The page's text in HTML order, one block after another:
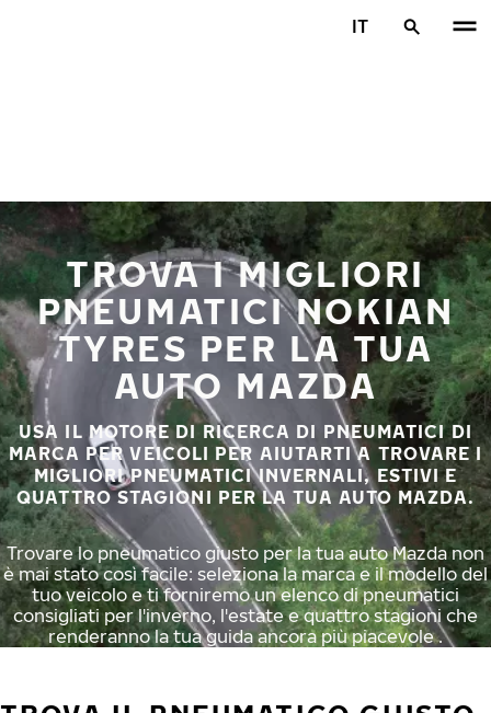
IT
TROVA I MIGLIORI
PNEUMATICI NOKIAN
TYRES PER LA TUA
AUTO MAZDA
USA IL MOTORE DI RICERCA DI PNEUMATICI DI
MARCA PER VEICOLI PER AIUTARTI A TROVARE I
MIGLIORI PNEUMATICI INVERNALI, ESTIVI E
QUATTRO STAGIONI PER LA TUA AUTO MAZDA.
Trovare lo pneumatico giusto per la tua auto Mazda non
è mai stato così facile: seleziona la marca e il modello del
tuo veicolo e ti forniremo un elenco di pneumatici
consigliati per l'inverno, l'estate e quattro stagioni che
renderanno la tua guida ancora più piacevole .